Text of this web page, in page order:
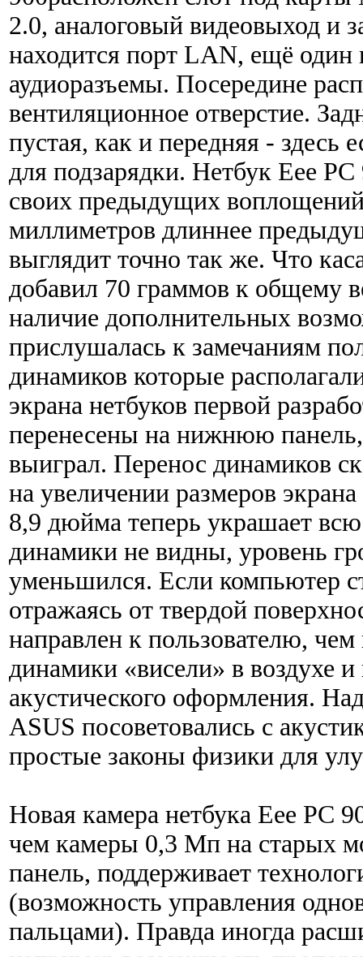
2.0, аналоговый видеовыход и
находится порт LAN, ещё один
аудиоразъемы. Посередине
вентиляционное отверстие.
пустая, как и передняя - здесь
для подзарядки. Нетбук Eee
своих предыдущих
миллиметров длиннее
выглядит точно так же. Что
добавил 70 граммов к общему
наличие дополнительных
прислушалась к замечаниям
динамиков которые
экрана нетбуков первой
перенесены на нижнюю панель,
выиграл. Перенос динамиков
на увеличении размеров
8,9 дюйма теперь украшает
динамики не видны, уровень
уменьшился. Если компьютер
отражаясь от твердой
направлен к пользователю, чем
динамики «висели» в воздухе
акустического оформления.
ASUS посоветовались с
простые законы физики для
Новая камера нетбука Eee PC
чем камеры 0,3 Мп на старых
панель, поддерживает
(возможность управления
пальцами). Правда иногда